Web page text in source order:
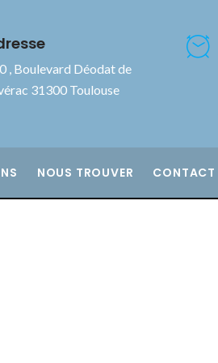
, Boulevard Déodat de
31300 Toulouse
NOUS TROUVER CONTACT